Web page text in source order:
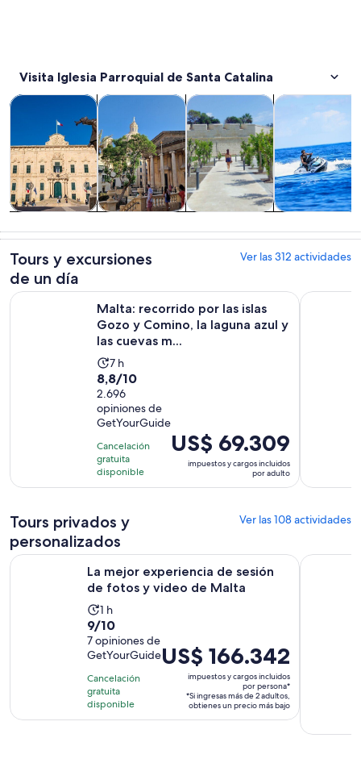
Visita Iglesia Parroquial de Santa Catalina
excursiones de
un día
Tours y excursiones de un díaSe abrirá en una nueva pestaña
historia
Cultura e historiaSe abrirá en una nueva
y
personalizados
Tours privados y
acuáticas
Actividades
Tours y excursiones
de un día
Ver las 312 actividades
Malta: recorrido por las islas
Gozo y Comino, la laguna azul y
las cuevas m...
La
actividad
dura
7
horas
7 h
8.8
de
10
con
2696
opiniones
8,8/10
2.696
opiniones de
GetYourGuide
Cancelación
gratuita
disponible
El
precio
de
US$ 69.309
impuestos y cargos incluidos
por adulto
Malta: recorrido por las islas Gozo y Comino, la laguna azul
Comino:
Tours privados y
personalizados
Ver las 108 actividades
La mejor experiencia de sesión
de fotos y video de Malta
La
actividad
dura
1
hora
1 h
9.0
de
10
con
7
opiniones
9/10
7 opiniones de
GetYourGuide
Cancelación
gratuita
disponible
El
precio
US$ 166.342.
US$ 166.342
impuestos y cargos incluidos
por persona*
*Si ingresas más de 2 adultos,
obtienes un precio más bajo
La mejor experiencia de sesión de fotos y video de Malta Se